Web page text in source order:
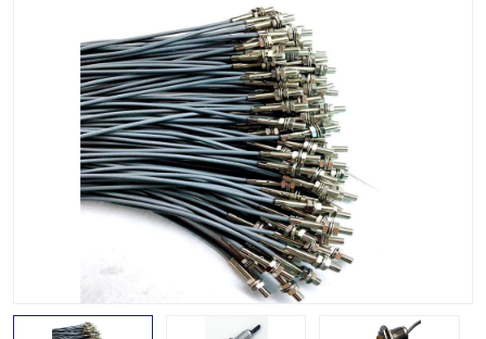
射频导纳 声光报警器
扬声器 滑线指示灯
接近开关 光电开关
磁性开关 拉绳开关
打滑开关
撕裂开关 倾斜开关